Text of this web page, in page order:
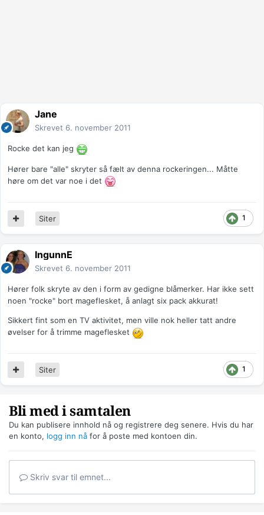
Jane
Skrevet 6. november 2011
Rocke det kan jeg
Hører bare "alle" skryter så fælt av denna rockeringen... Måtte
høre om det var noe i det
1
Siter
IngunnE
Skrevet 6. november 2011
Hører folk skryte av den i form av gedigne blåmerker. Har ikke sett
noen "rocke" bort mageflesket, å anlagt six pack akkurat!
Sikkert fint som en TV aktivitet, men ville nok heller tatt andre
øvelser for å trimme mageflesket
1
Siter
Bli med i samtalen
Du kan publisere innhold nå og registrere deg senere. Hvis du har
en konto, logg inn nå for å poste med kontoen din.
Skriv svar til emnet...